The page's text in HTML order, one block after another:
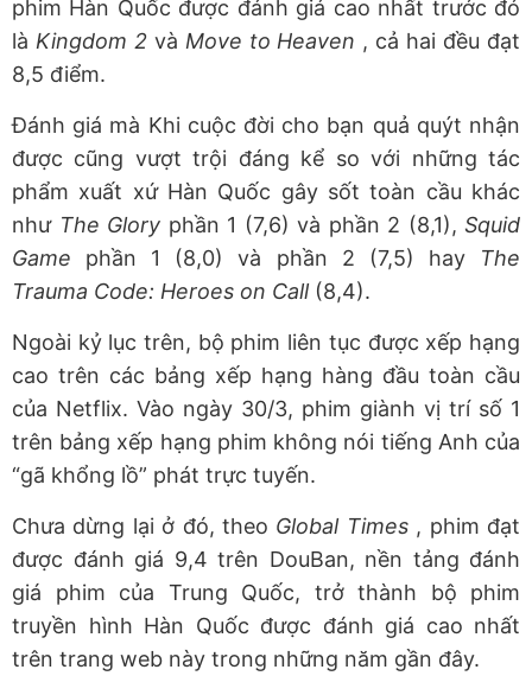
phim Hàn Quốc được đánh giá cao nhất trước đó
là Kingdom 2 và Move to Heaven , cả hai đều đạt
8,5 điểm.
Đánh giá mà Khi cuộc đời cho bạn quả quýt nhận
được cũng vượt trội đáng kể so với những tác
phẩm xuất xứ Hàn Quốc gây sốt toàn cầu khác
như The Glory phần 1 (7,6) và phần 2 (8,1), Squid
Game phần 1 (8,0) và phần 2 (7,5) hay The
Trauma Code: Heroes on Call (8,4).
Ngoài kỷ lục trên, bộ phim liên tục được xếp hạng
cao trên các bảng xếp hạng hàng đầu toàn cầu
của Netflix. Vào ngày 30/3, phim giành vị trí số 1
trên bảng xếp hạng phim không nói tiếng Anh của
“gã khổng lồ” phát trực tuyến.
Chưa dừng lại ở đó, theo Global Times , phim đạt
được đánh giá 9,4 trên DouBan, nền tảng đánh
giá phim của Trung Quốc, trở thành bộ phim
truyền hình Hàn Quốc được đánh giá cao nhất
trên trang web này trong những năm gần đây.